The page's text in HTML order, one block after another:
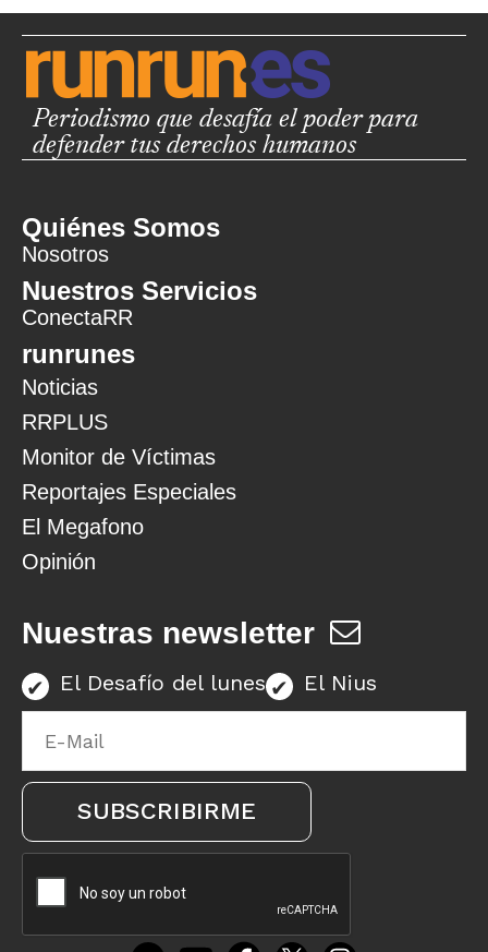
Periodismo que desafía el poder para
defender tus derechos humanos
Quiénes Somos
Nosotros
Nuestros Servicios
ConectaRR
runrunes
Noticias
RRPLUS
Monitor de Víctimas
Reportajes Especiales
El Megafono
Opinión
Nuestras newsletter
El Desafío del lunes El Nius